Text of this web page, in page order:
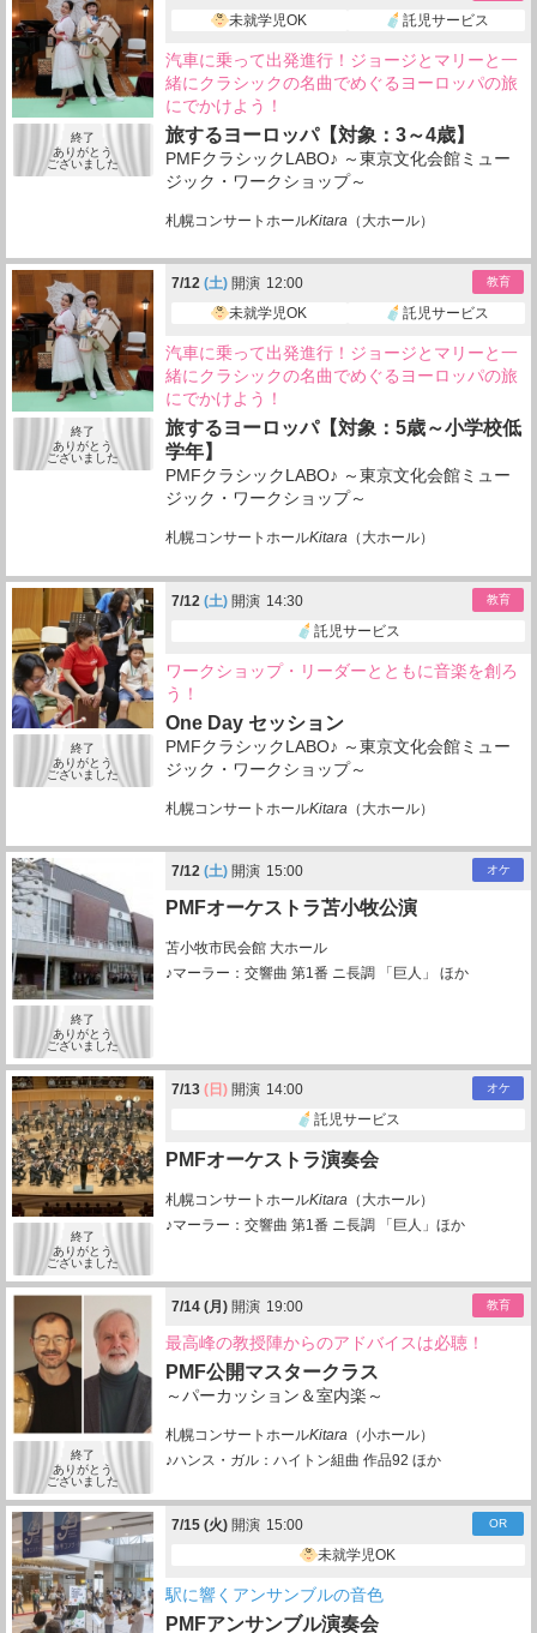
汽車に乗って出発進行！ジョージとマリーと一
緒にクラシックの名曲でめぐるヨーロッパの旅
にでかけよう！
旅するヨーロッパ【対象：3～4歳】
PMFクラシックLABO♪ ～東京文化会館ミュー
ジック・ワークショップ～
札幌コンサートホールKitara （大ホール）
未就学児OK
託児サービス
終了
ありがとう
ございました
汽車に乗って出発進行！ジョージとマリーと一
緒にクラシックの名曲でめぐるヨーロッパの旅
にでかけよう！
旅するヨーロッパ【対象：5歳～小学校低
学年】
PMFクラシックLABO♪ ～東京文化会館ミュー
ジック・ワークショップ～
札幌コンサートホールKitara（大ホール）
教育
7/12 (土) 開演 12:00
未就学児OK
託児サービス
終了
ありがとう
ございました
ワークショップ・リーダーとともに音楽を創ろ
う！
One Day セッション
PMFクラシックLABO♪ ～東京文化会館ミュー
ジック・ワークショップ～
札幌コンサートホールKitara （大ホール）
教育
7/12 (土) 開演 14:30
託児サービス
終了
ありがとう
ございました
PMFオーケストラ苫小牧公演
苫小牧市民会館 大ホール
♪マーラー：交響曲 第1番 ニ長調 「巨人」 ほか
オケ
7/12 (土) 開演 15:00
終了
ありがとう
ございました
PMFオーケストラ演奏会
札幌コンサートホールKitara （大ホール）
♪マーラー：交響曲 第1番 ニ長調 「巨人」ほか
オケ
7/13 (日) 開演 14:00
託児サービス
終了
ありがとう
ございました
最高峰の教授陣からのアドバイスは必聴！
PMF公開マスタークラス
～パーカッション＆室内楽～
札幌コンサートホールKitara（小ホール）
♪ハンス・ガル：ハイトン組曲 作品92 ほか
教育
7/14 (月) 開演 19:00
終了
ありがとう
ございました
駅に響くアンサンブルの音色
PMFアンサンブル演奏会
OR
7/15 (火) 開演 15:00
未就学児OK